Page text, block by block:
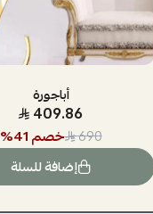
أباجورة
409.86
690 خصم41
%
إضافة للسلة